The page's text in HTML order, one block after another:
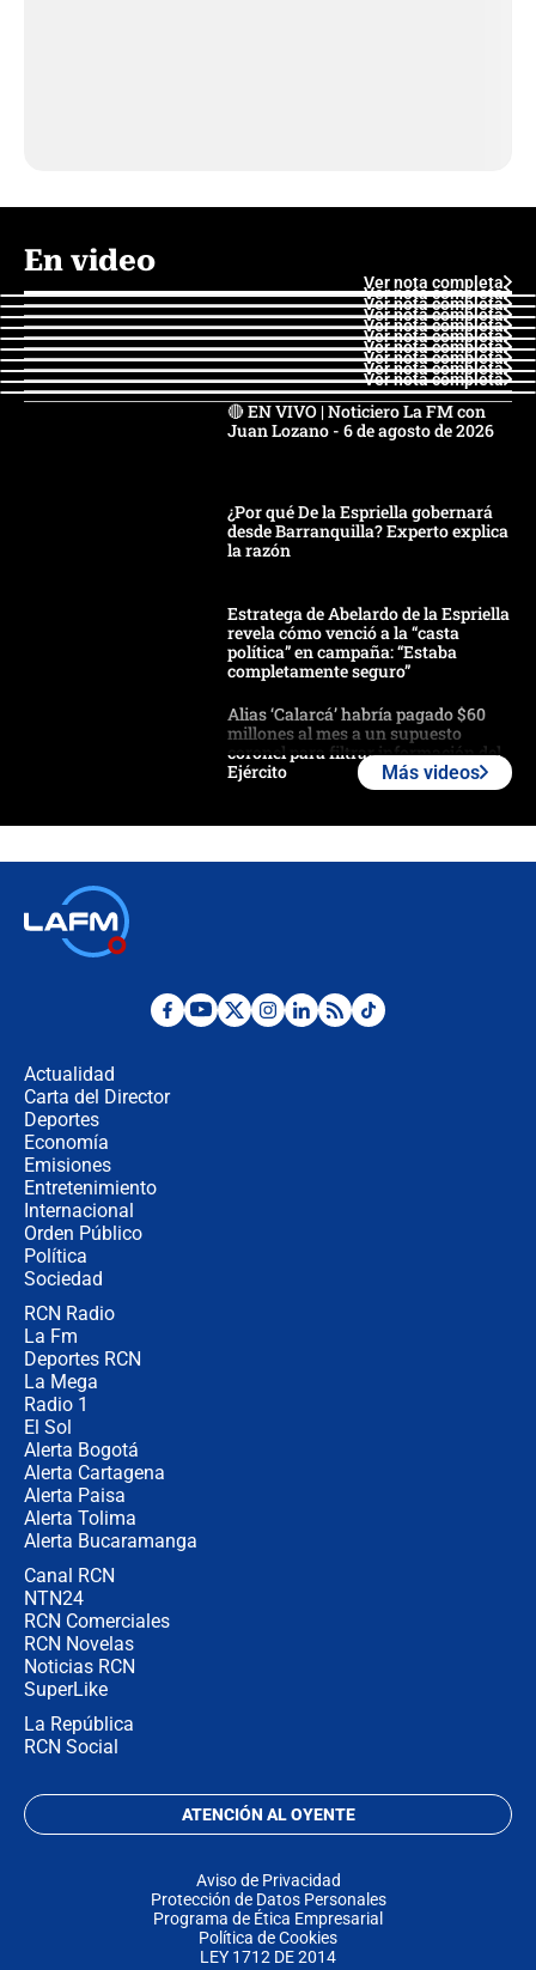
En video
Ver nota completa
Ver nota completa
Ver nota completa
Ver nota completa
Ver nota completa
Ver nota completa
Ver nota completa
Ver nota completa
Ver nota completa
Ver nota completa
🔴 EN VIVO | Noticiero La FM con
Juan Lozano - 6 de agosto de 2026
¿Por qué De la Espriella gobernará
desde Barranquilla? Experto explica
la razón
Estratega de Abelardo de la Espriella
revela cómo venció a la “casta
política” en campaña: “Estaba
completamente seguro”
Alias ‘Calarcá’ habría pagado $60
millones al mes a un supuesto
coronel para filtrar información del
Ejército
Ministro de Defensa no descarta el
Más videos
Actualidad
Carta del Director
Deportes
Economía
Emisiones
Entretenimiento
Internacional
Orden Público
Política
Sociedad
RCN Radio
La Fm
Deportes RCN
La Mega
Radio 1
El Sol
Alerta Bogotá
Alerta Cartagena
Alerta Paisa
Alerta Tolima
Alerta Bucaramanga
Canal RCN
NTN24
RCN Comerciales
RCN Novelas
Noticias RCN
SuperLike
La República
RCN Social
ATENCIÓN AL OYENTE
Aviso de Privacidad
Protección de Datos Personales
Programa de Ética Empresarial
Política de Cookies
LEY 1712 DE 2014